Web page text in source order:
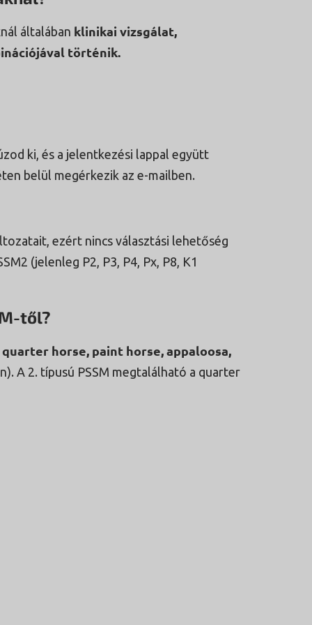
általában klinikai vizsgálat,
történik.
ki, és a jelentkezési lappal együtt
belül megérkezik az e-mailben.
ezért nincs választási lehetőség
(jelenleg P2, P3, P4, Px, P8, K1
től?
quarter horse, paint horse, appaloosa,
A 2. típusú PSSM megtalálható a quarter